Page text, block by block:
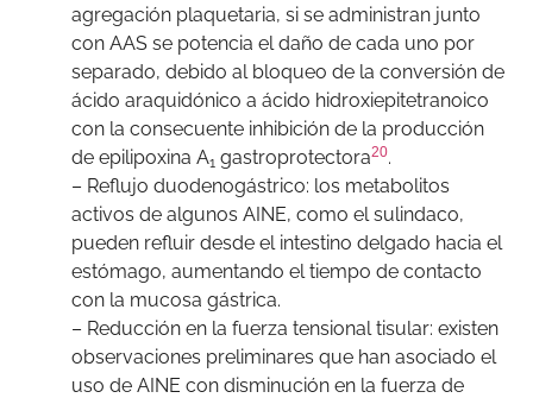
agregación plaquetaria, si se administran junto
con AAS se potencia el daño de cada uno por
separado, debido al bloqueo de la conversión de
ácido araquidónico a ácido hidroxiepitetranoico
con la consecuente inhibición de la producción
de epilipoxina A1 gastroprotectora20.
– Reflujo duodenogástrico: los metabolitos
activos de algunos AINE, como el sulindaco,
pueden refluir desde el intestino delgado hacia el
estómago, aumentando el tiempo de contacto
con la mucosa gástrica.
– Reducción en la fuerza tensional tisular: existen
observaciones preliminares que han asociado el
uso de AINE con disminución en la fuerza de